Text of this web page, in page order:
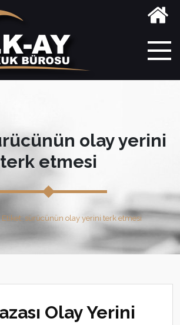
olay yerini
terk etmesi
Etiket: sürücünün olay yerini terk etmesi
Olay Yerini